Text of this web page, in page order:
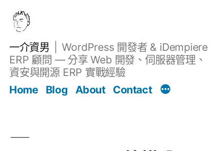
一介資男
WordPress 開發者 & iDempiere
ERP 顧問 — 分享 Web 開發、伺服器管理、
資安與開源 ERP 實戰經驗
Home
Blog About Contact
文章